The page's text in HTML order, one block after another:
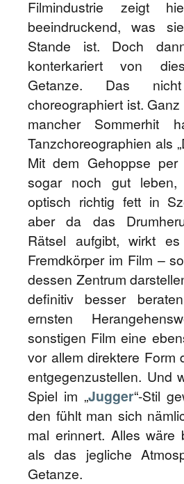
Filmindustrie zeigt
beeindruckend, was
Stande ist. Doch
konterkariert von
Getanze. Das
choreographiert ist.
mancher Sommerhit
Tanzchoreographien als
Mit dem Gehoppse
sogar noch gut leben,
optisch richtig fett in
aber da das
Rätsel aufgibt, wirkt
Fremdkörper im Film –
dessen Zentrum
definitiv besser
ernsten
sonstigen Film eine
vor allem direktere Form
entgegenzustellen. Und
Spiel im „Jugger“-Stil
den fühlt man sich
mal erinnert. Alles wäre
als das jegliche
Getanze.